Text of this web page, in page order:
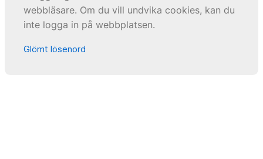
webbläsare. Om du vill undvika cookies, kan du
inte logga in på webbplatsen.
Glömt lösenord